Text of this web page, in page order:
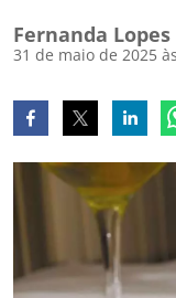
Fernanda Lopes
31 de maio de 2025